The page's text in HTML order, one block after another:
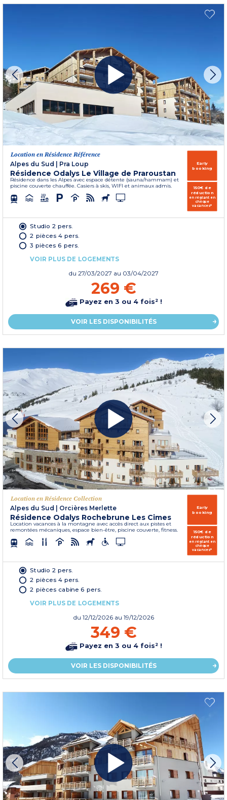
Location en Résidence Référence
Alpes du Sud | Pra Loup
Résidence Odalys Le Village de Praroustan
Résidence dans les Alpes avec espace détente (sauna/hammam) et
piscine couverte chauffée. Casiers à skis, WIFI et animaux admis.
Early
booking
150€ de
réduction
en réglant en
chèque
vacances*
Studio 2 pers.
2 pièces 4 pers.
3 pièces 6 pers.
VOIR PLUS DE LOGEMENTS
du 27/03/2027 au 03/04/2027
269 €
Payez en 3 ou 4 fois² !
VOIR LES DISPONIBILITÉS
Location en Résidence Collection
Alpes du Sud
Orcières Merlette
Résidence Odalys Rochebrune Les Cimes
Location vacances à la montagne avec accès direct aux pistes et
remontées mécaniques, espace bien-être, piscine couverte, fitness.
Early
booking
150€ de
réduction
en réglant en
chèque
vacances*
Studio 2 pers.
2 pièces 4 pers.
2 pièces cabine 6 pers.
VOIR PLUS DE LOGEMENTS
du 12/12/2026 au 19/12/2026
349 €
Payez en 3 ou 4 fois² !
VOIR LES DISPONIBILITÉS